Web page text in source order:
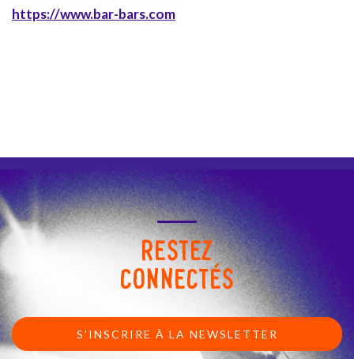
https://www.bar-bars.com
RESTEZ
CONNECTÉS
S’INSCRIRE À LA NEWSLETTER